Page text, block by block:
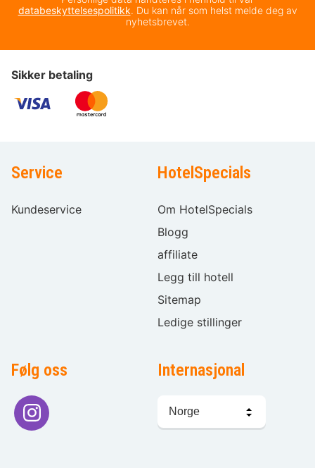
databeskyttelsespolitikk. Du kan når som helst melde deg av
nyhetsbrevet.
Sikker betaling
Service
Kundeservice
HotelSpecials
Om HotelSpecials
Blogg
affiliate
Legg till hotell
Sitemap
Ledige stillinger
Følg oss Internasjonal